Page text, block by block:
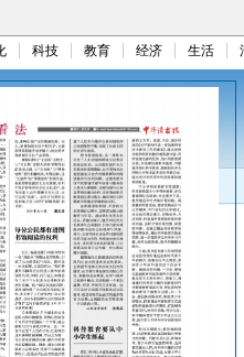
科技 教育 经济 生活